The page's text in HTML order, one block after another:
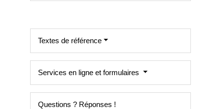
Textes de référence
Services en ligne et formulaires
Questions ? Réponses !